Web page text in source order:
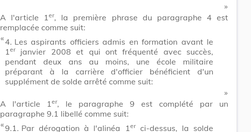
​ »
A l'article 1er, la première phrase du paragraphe 4 est
remplacée comme suit:
​ «4. Les aspirants officiers admis en formation avant le
1 erjanvier 2008 et qui ont fréquenté avec succès,
pendant deux ans au moins, une école militaire
préparant à la carrière d'officier bénéficient d'un
supplément de solde arrêté comme suit:
​ »
A l'article 1 er, le paragraphe 9 est complété par un
paragraphe 9.1 libellé comme suit:
​ «9.1. Par dérogation à l'alinéa 1 erci-dessus, la solde